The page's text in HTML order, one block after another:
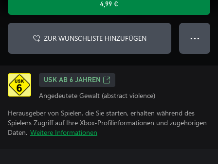
4,99 €
ZUR WUNSCHLISTE HINZUFÜGEN ● ● ●
USK AB 6 JAHREN
Angedeutete Gewalt (abstract violence)
Herausgeber von Spielen, die Sie starten, erhalten während des
Spielens Zugriff auf Ihre Xbox-Profilinformationen und zugehörigen
Daten. Weitere Informationen